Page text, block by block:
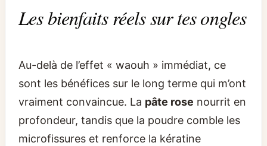
Les bienfaits réels sur tes ongles
Au-delà de l’effet « waouh » immédiat, ce
sont les bénéfices sur le long terme qui m’ont
vraiment convaincue. La pâte rose nourrit en
profondeur, tandis que la poudre comble les
microfissures et renforce la kératine